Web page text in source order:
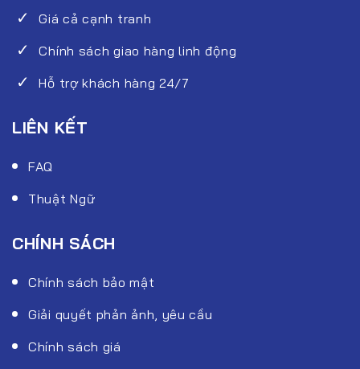
Giá cả cạnh tranh
Chính sách giao hàng linh động
Hỗ trợ khách hàng 24/7
LIÊN KẾT
FAQ
Thuật Ngữ
CHÍNH SÁCH
Chính sách bảo mật
Giải quyết phản ảnh, yêu cầu
Chính sách giá